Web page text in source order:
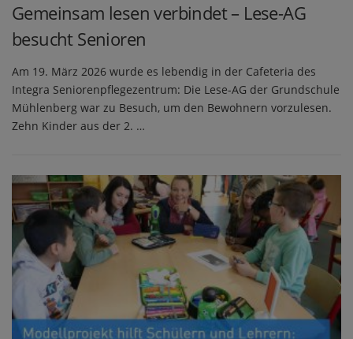
Gemeinsam lesen verbindet – Lese-AG
besucht Senioren
Am 19. März 2026 wurde es lebendig in der Cafeteria des
Integra Seniorenpflegezentrum: Die Lese-AG der Grundschule
Mühlenberg war zu Besuch, um den Bewohnern vorzulesen.
Zehn Kinder aus der 2. …